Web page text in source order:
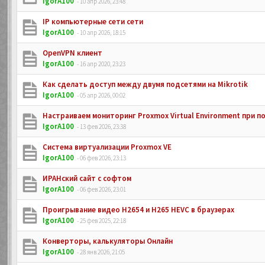
IP компьютерные сети сети
IgorA100 - 10 апр 2026, 18:15
OpenVPN клиент
IgorA100 - 16 апр 2020, 23:23
Как сделать доступ между двумя подсетями на Mikrotik
IgorA100 - 05 апр 2026, 00:02
Настраиваем мониторинг Proxmox Virtual Environment при
IgorA100 - 13 фев 2026, 23:38
Система виртуализации Proxmox VE
IgorA100 - 06 фев 2026, 23:13
ИРАНский сайт с софтом
IgorA100 - 06 фев 2026, 23:01
Проигрывание видео H2654 и H265 HEVC в браузерах
IgorA100 - 25 фев 2025, 22:18
Конверторы, калькуляторы Онлайн
IgorA100 - 28 янв 2026, 21:05